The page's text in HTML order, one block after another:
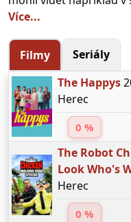
Více...
Filmy
Seriály
The Happys
Herec
0 %
The Robot
Look Who's
Herec
0 %